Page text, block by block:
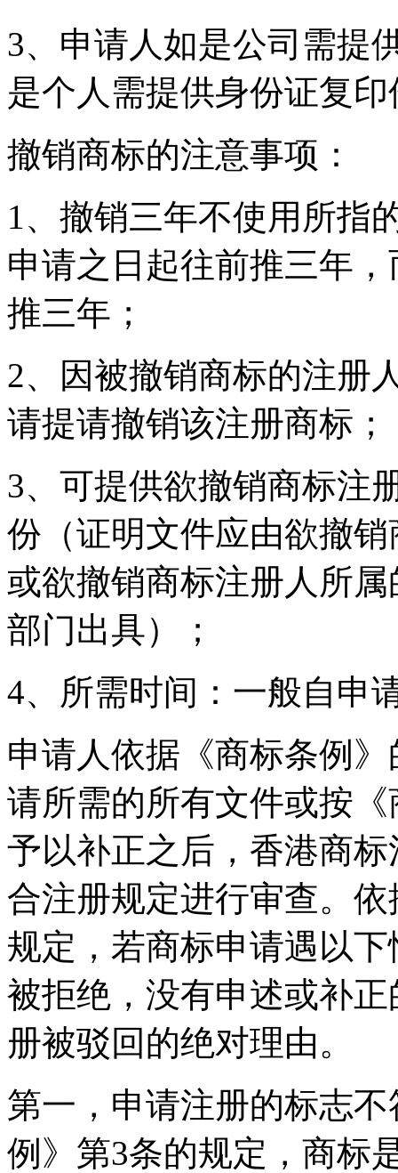
3、申请人如是公司需提
是个人需提供身份证复
撤销商标的注意事项：
1、撤销三年不使用所指
申请之日起往前推三年
推三年；
2、因被撤销商标的注册
请提请撤销该注册商标；
3、可提供欲撤销商标注
份（证明文件应由欲撤
或欲撤销商标注册人所
部门出具）；
4、所需时间：一般自申
申请人依据《商标条例
请所需的所有文件或按
予以补正之后，香港商
合注册规定进行审查。
规定，若商标申请遇以
被拒绝，没有申述或补
册被驳回的绝对理由。
第一，申请注册的标志
例》第3条的规定，商标